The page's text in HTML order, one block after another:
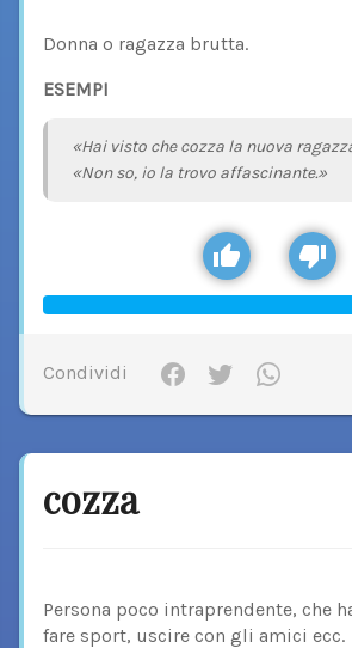
Donna o ragazza brutta.
ESEMPI
«Hai visto che cozza la nuova
«Non so, io la trovo affascinante.»
Condividi
cozza
Persona poco intraprendente, che
fare sport, uscire con gli amici ecc.